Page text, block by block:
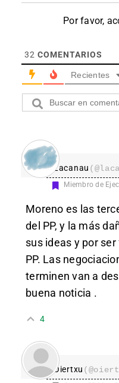
Por favor,
32 COMENTARIOS
Recientes
Lacanau
Miembro de
Moreno es las
del PP, y la más
sus ideas y por
PP. Las
terminen van a
buena noticia .
4
Oiertxu